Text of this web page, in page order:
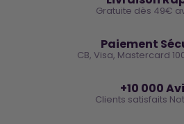
Gratuite dès 49€
Paiement
CB, Visa, Mastercard
+10 000
Clients satisfaits